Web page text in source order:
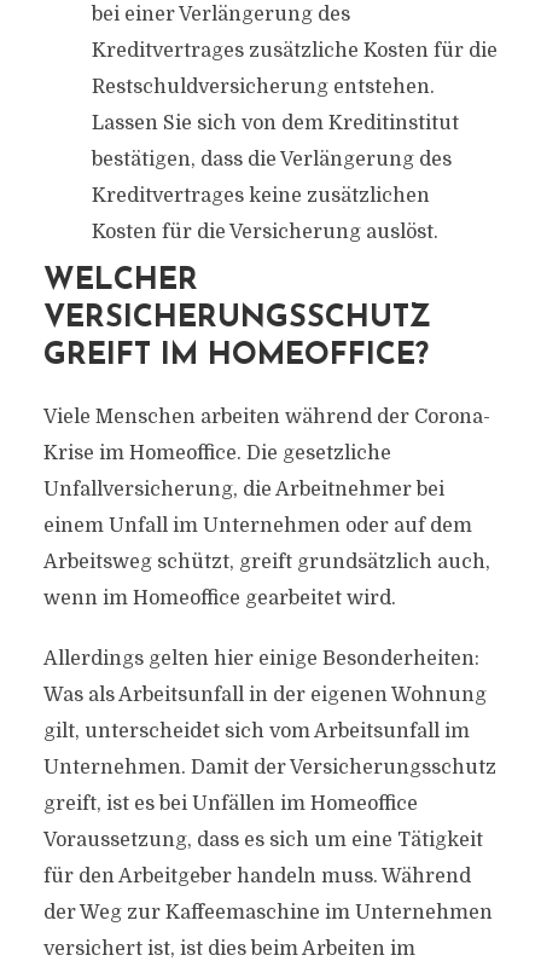
bei einer Verlängerung des
Kreditvertrages zusätzliche Kosten für die
Restschuldversicherung entstehen.
Lassen Sie sich von dem Kreditinstitut
bestätigen, dass die Verlängerung des
Kreditvertrages keine zusätzlichen
Kosten für die Versicherung auslöst.
WELCHER
VERSICHERUNGSSCHUTZ
GREIFT IM HOMEOFFICE?
Viele Menschen arbeiten während der Corona-
Krise im Homeoffice. Die gesetzliche
Unfallversicherung, die Arbeitnehmer bei
einem Unfall im Unternehmen oder auf dem
Arbeitsweg schützt, greift grundsätzlich auch,
wenn im Homeoffice gearbeitet wird.
Allerdings gelten hier einige Besonderheiten:
Was als Arbeitsunfall in der eigenen Wohnung
gilt, unterscheidet sich vom Arbeitsunfall im
Unternehmen. Damit der Versicherungsschutz
greift, ist es bei Unfällen im Homeoffice
Voraussetzung, dass es sich um eine Tätigkeit
für den Arbeitgeber handeln muss. Während
der Weg zur Kaffeemaschine im Unternehmen
versichert ist, ist dies beim Arbeiten im